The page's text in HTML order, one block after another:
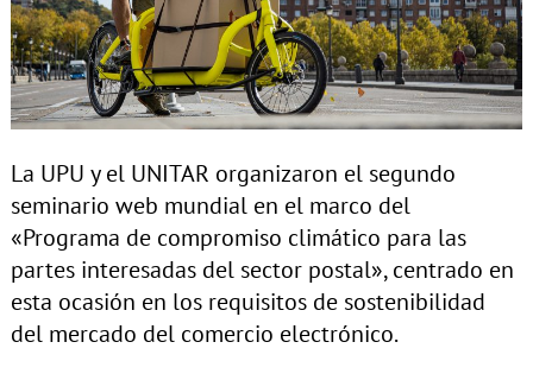
La UPU y el UNITAR organizaron el segundo
seminario web mundial en el marco del
«Programa de compromiso climático para las
partes interesadas del sector postal», centrado en
esta ocasión en los requisitos de sostenibilidad
del mercado del comercio electrónico.